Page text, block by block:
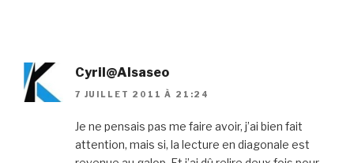
Cyril@Alsaseo
7 JUILLET 2011 À 21:24
Je ne pensais pas me faire avoir, j’ai bien fait
attention, mais si, la lecture en diagonale est